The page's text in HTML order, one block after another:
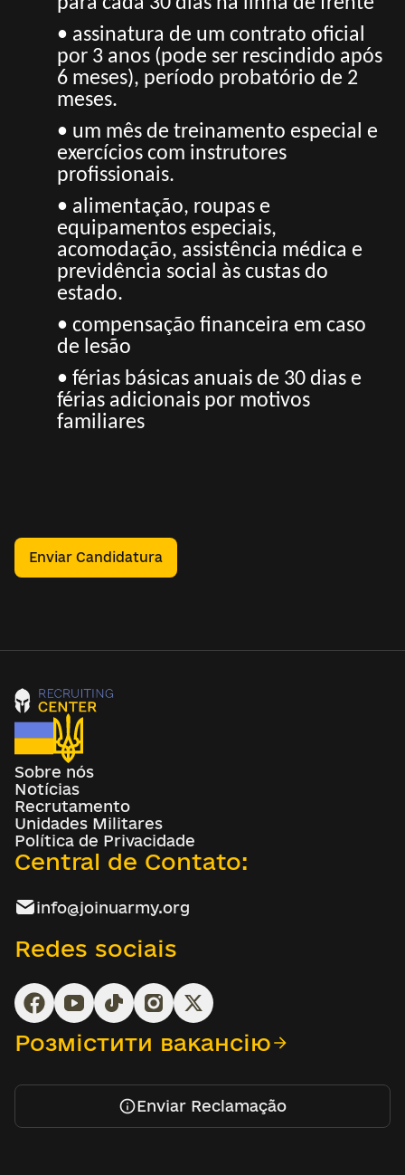
• assinatura de um contrato oficial
por 3 anos (pode ser rescindido após
6 meses), período probatório de 2
meses.
• um mês de treinamento especial e
exercícios com instrutores
profissionais.
• alimentação, roupas e
equipamentos especiais,
acomodação, assistência médica e
previdência social às custas do
estado.
• compensação financeira em caso
de lesão
• férias básicas anuais de 30 dias e
férias adicionais por motivos
familiares
Enviar Candidatura
Sobre nós
Notícias
Recrutamento
Unidades Militares
Política de Privacidade
Central de Contato:
info@joinuarmy.org
Redes sociais
Розмістити вакансію
Enviar Reclamação